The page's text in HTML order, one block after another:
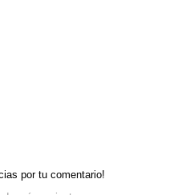
por tu comentario!